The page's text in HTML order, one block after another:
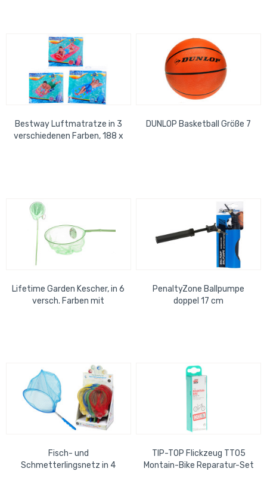
Bestway Luftmatratze in 3
verschiedenen Farben, 188 x
DUNLOP Basketball Größe 7
Lifetime Garden Kescher, in 6
versch. Farben mit
PenaltyZone Ballpumpe
doppel 17 cm
Fisch- und
Schmetterlingsnetz in 4
TIP-TOP Flickzeug TT05
Montain-Bike Reparatur-Set